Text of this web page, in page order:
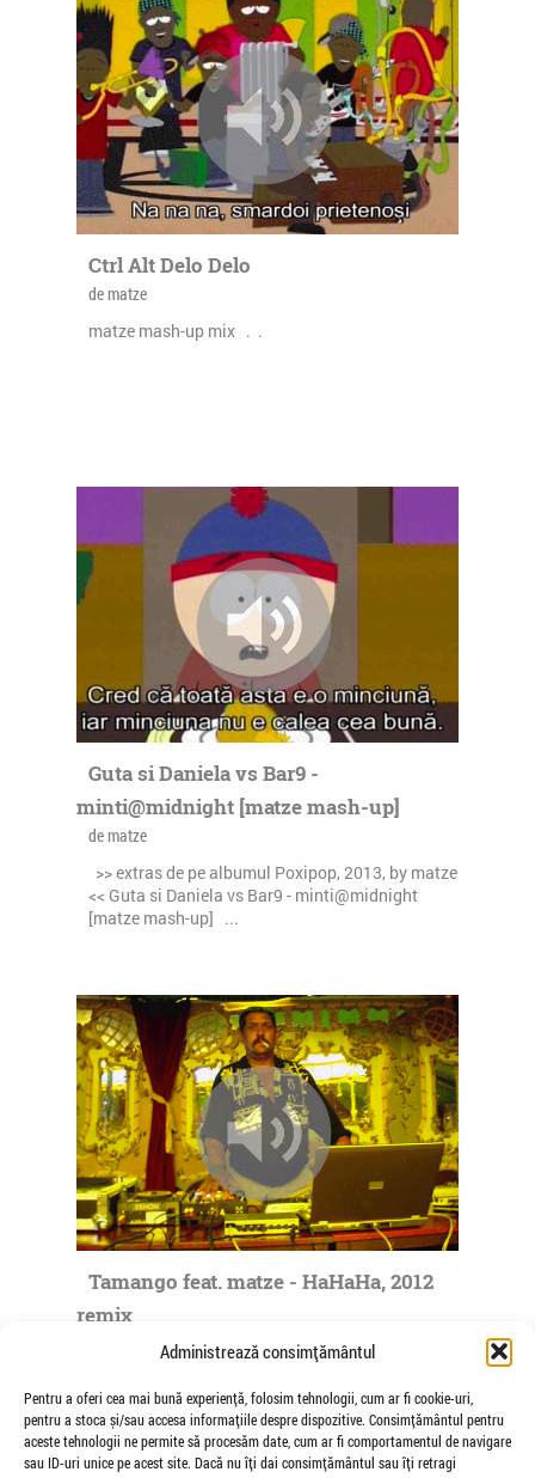
Administrează consimțământul
Pentru a oferi cea mai bună experiență, folosim tehnologii, cum ar fi cookie-uri,
pentru a stoca și/sau accesa informațiile despre dispozitive. Consimțământul pentru
aceste tehnologii ne permite să procesăm date, cum ar fi comportamentul de navigare
sau ID-uri unice pe acest site. Dacă nu îți dai consimțământul sau îți retragi
Ctrl Alt Delo Delo
de matze
matze mash-up mix . .
Guta si Daniela vs Bar9 -
minti@midnight [matze mash-up]
de matze
>> extras de pe albumul Poxipop, 2013, by matze
<< Guta si Daniela vs Bar9 - minti@midnight
[matze mash-up] ...
Tamango feat. matze - HaHaHa, 2012
remix